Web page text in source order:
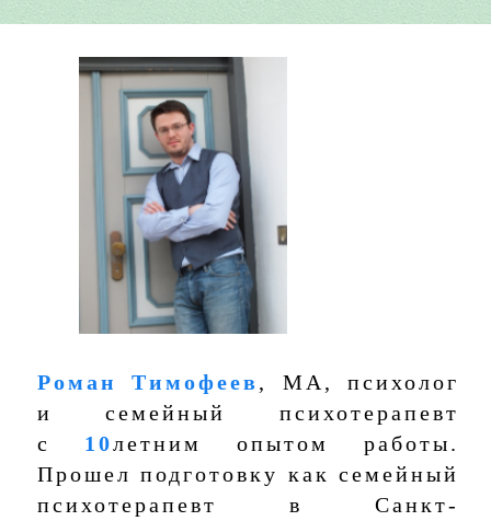
Роман Тимофеев, MA, психолог
и семейный психотерапевт
с 10летним опытом работы.
Прошел подготовку как семейный
психотерапевт в Санкт-